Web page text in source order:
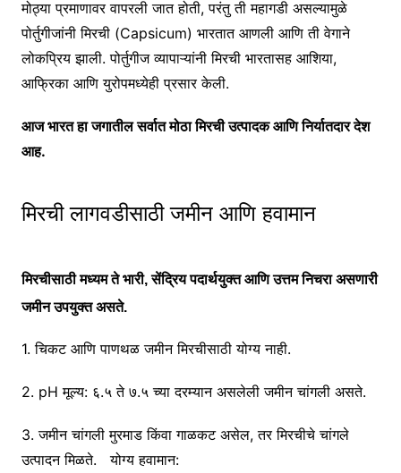
मोठ्या प्रमाणावर वापरली जात होती, परंतु ती महागडी असल्यामुळे
पोर्तुगीजांनी मिरची (Capsicum) भारतात आणली आणि ती वेगाने
लोकप्रिय झाली. पोर्तुगीज व्यापाऱ्यांनी मिरची भारतासह आशिया,
आफ्रिका आणि युरोपमध्येही प्रसार केली.
आज भारत हा जगातील सर्वात मोठा मिरची उत्पादक आणि निर्यातदार देश
आह.
मिरची लागवडीसाठी जमीन आणि हवामान
मिरचीसाठी मध्यम ते भारी, सेंद्रिय पदार्थयुक्त आणि उत्तम निचरा असणारी
जमीन उपयुक्त असते.
1. चिकट आणि पाणथळ जमीन मिरचीसाठी योग्य नाही.
2. pH मूल्य: ६.५ ते ७.५ च्या दरम्यान असलेली जमीन चांगली असते.
3. जमीन चांगली मुरमाड किंवा गाळकट असेल, तर मिरचीचे चांगले
उत्पादन मिळते. योग्य हवामान: